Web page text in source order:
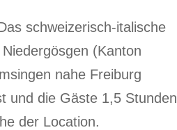
schweizerisch-italische
(Kanton
nahe Freiburg
und die Gäste 1,5 Stunden
der Location.